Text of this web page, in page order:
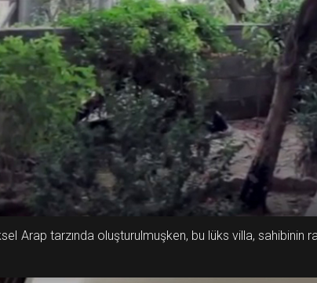
Arap tarzında oluşturulmuşken, bu lüks villa,